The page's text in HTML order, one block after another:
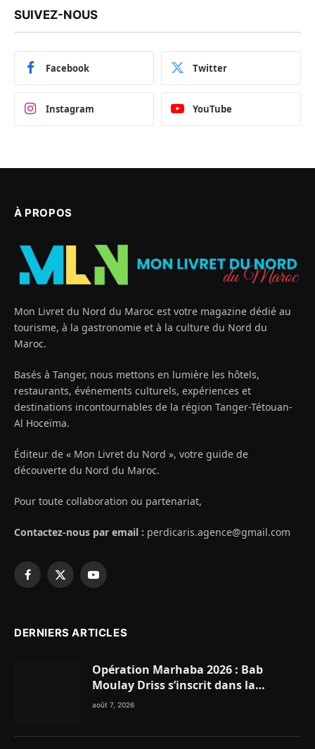
SUIVEZ-NOUS
Facebook Twitter
Instagram YouTube
À PROPOS
Mon Livret du Nord du Maroc est votre magazine dédié au
tourisme, à la gastronomie et à la culture du Nord du
Maroc.
Basés à Tanger, nous mettons en lumière les hôtels,
restaurants, événements culturels, expériences et
destinations incontournables de la région Tanger-Tétouan-
Al Hoceïma.
Éditeur de « Mon Livret du Nord », votre guide de
découverte du Nord du Maroc.
Pour toute collaboration ou partenariat,
Contactez-nous par email : perdicaris.agence@gmail.com
Facebook
X
YouTube
DERNIERS ARTICLES
Opération Marhaba 2026 : Bab
Moulay Driss s’inscrit dans la
dynamique nationale en faveur des
août 7, 2026